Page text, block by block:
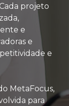
projeto
e
e
e
MetaFocus,
para